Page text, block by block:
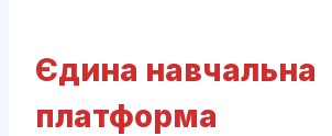
Єдина навчальна
платформа